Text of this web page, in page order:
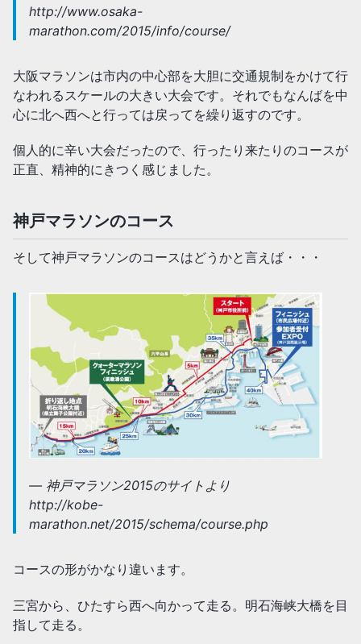
http://www.osaka-
marathon.com/2015/info/course/
大阪マラソンは市内の中心部を大胆に交通規制をかけて行
なわれるスケールの大きい大会です。それでもなんばを中
心に北へ西へと行っては戻ってを繰り返すのです。
個人的に辛い大会だったので、行ったり来たりのコースが
正直、精神的にきつく感じました。
神戸マラソンのコース
そして神戸マラソンのコースはどうかと言えば・・・
神戸マラソン2015のサイトより
http://kobe-
marathon.net/2015/schema/course.php
コースの形がかなり違います。
三宮から、ひたすら西へ向かって走る。明石海峡大橋を目
指して走る。